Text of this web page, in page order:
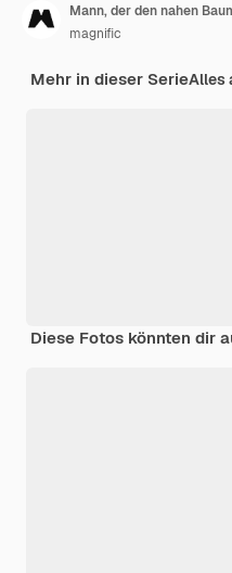
Mann, der den nahen
magnific
Mehr in dieser SerieAlles
Diese Fotos könnten dir